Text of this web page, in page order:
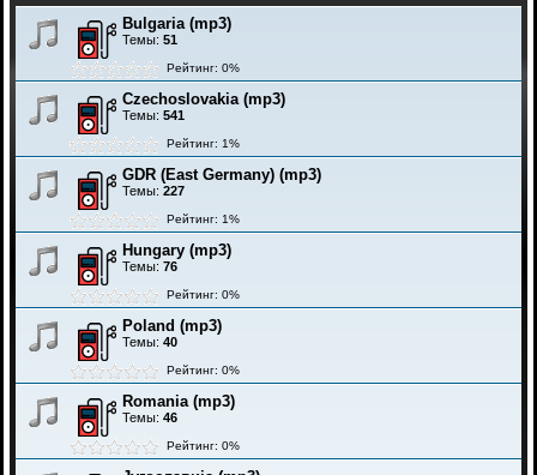
Bulgaria (mp3)
Темы: 51
Рейтинг: 0%
Czechoslovakia (mp3)
Темы: 541
Рейтинг: 1%
GDR (East Germany) (mp3)
Темы: 227
Рейтинг: 1%
Hungary (mp3)
Темы: 76
Рейтинг: 0%
Poland (mp3)
Темы: 40
Рейтинг: 0%
Romania (mp3)
Темы: 46
Рейтинг: 0%